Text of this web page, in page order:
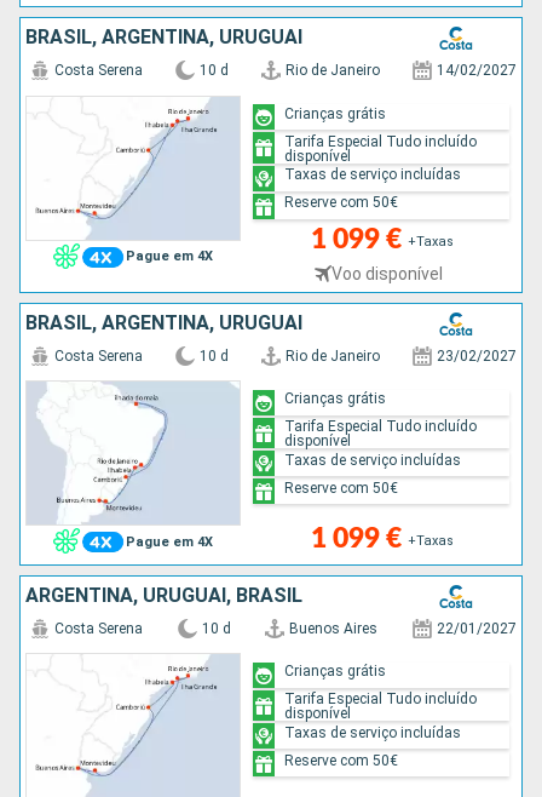
BRASIL, ARGENTINA, URUGUAI
Pague em 4X
Costa Serena 10 d Rio de Janeiro 14/02/2027
1 099 € +Taxas
Voo disponível
Crianças grátis
Tarifa Especial Tudo incluído
disponível
Taxas de serviço incluídas
Reserve com 50€
BRASIL, ARGENTINA, URUGUAI
Pague em 4X
Costa Serena 10 d Rio de Janeiro 23/02/2027
1 099 € +Taxas
Crianças grátis
Tarifa Especial Tudo incluído
disponível
Taxas de serviço incluídas
Reserve com 50€
ARGENTINA, URUGUAI, BRASIL
Costa Serena 10 d Buenos Aires 22/01/2027
Crianças grátis
Tarifa Especial Tudo incluído
disponível
Taxas de serviço incluídas
Reserve com 50€